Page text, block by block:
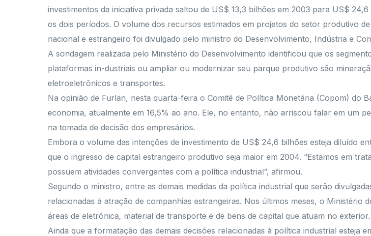
investimentos da iniciativa privada saltou de US$ 13,3 bilhões em 2003 para US$
os dois períodos. O volume dos recursos estimados em projetos do setor produtivo
nacional e estrangeiro foi divulgado pelo ministro do Desenvolvimento, Indústria e
A sondagem realizada pelo Ministério do Desenvolvimento identificou que os
plataformas in-dustriais ou ampliar ou modernizar seu parque produtivo são
eletroeletrônicos e transportes.
Na opinião de Furlan, nesta quarta-feira o Comitê de Política Monetária (Copom) do
economia, atualmente em 16,5% ao ano. Ele, no entanto, não arriscou falar em um
na tomada de decisão dos empresários.
Embora o volume das intenções de investimento de US$ 24,6 bilhões esteja diluído
que o ingresso de capital estrangeiro produtivo seja maior em 2004. “Estamos em
possuem atividades convergentes com a política industrial”, afirmou.
Segundo o ministro, entre as demais medidas da política industrial que serão
relacionadas à atração de companhias estrangeiras. Nos últimos meses, o Ministério
áreas de eletrônica, material de transporte e de bens de capital que atuam no exterior.
Ainda que a formatação das demais decisões relacionadas à política industrial esteja